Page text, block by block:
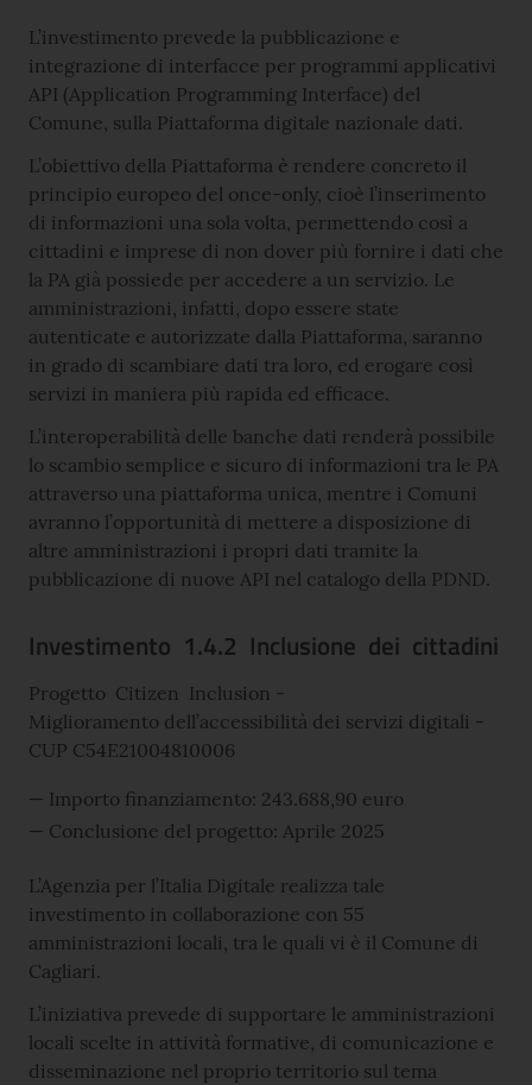
L’investimento prevede la pubblicazione e
integrazione di interfacce per programmi applicativi
API (Application Programming Interface) del
Comune, sulla Piattaforma digitale nazionale dati.
L’obiettivo della Piattaforma è rendere concreto il
principio europeo del once-only, cioè l’inserimento
di informazioni una sola volta, permettendo così a
cittadini e imprese di non dover più fornire i dati che
la PA già possiede per accedere a un servizio. Le
amministrazioni, infatti, dopo essere state
autenticate e autorizzate dalla Piattaforma, saranno
in grado di scambiare dati tra loro, ed erogare così
servizi in maniera più rapida ed efficace.
L’interoperabilità delle banche dati renderà possibile
lo scambio semplice e sicuro di informazioni tra le PA
attraverso una piattaforma unica, mentre i Comuni
avranno l’opportunità di mettere a disposizione di
altre amministrazioni i propri dati tramite la
pubblicazione di nuove API nel catalogo della PDND.
Investimento 1.4.2 Inclusione dei cittadini
Progetto Citizen Inclusion -
Miglioramento dell’accessibilità dei servizi digitali -
CUP C54E21004810006
Importo finanziamento: 243.688,90 euro
Conclusione del progetto: Aprile 2025
L’Agenzia per l’Italia Digitale realizza tale
investimento in collaborazione con 55
amministrazioni locali, tra le quali vi è il Comune di
Cagliari.
L’iniziativa prevede di supportare le amministrazioni
locali scelte in attività formative, di comunicazione e
disseminazione nel proprio territorio sul tema